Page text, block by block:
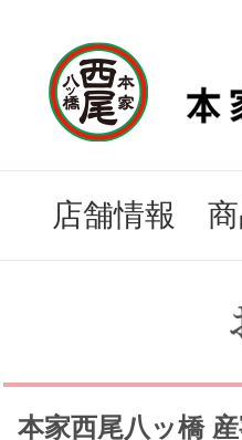
店舗情報
本家西尾八ッ橋